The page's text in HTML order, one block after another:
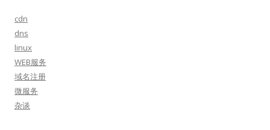
cdn
dns
linux
WEB服务
域名注册
微服务
杂谈